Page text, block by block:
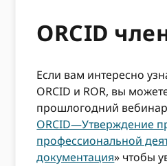
ORCID
Если вам интересно
ORCID и ROR, вы
прошлогодний
ORCID—Утверждение
профессиональной
документация» чтобы